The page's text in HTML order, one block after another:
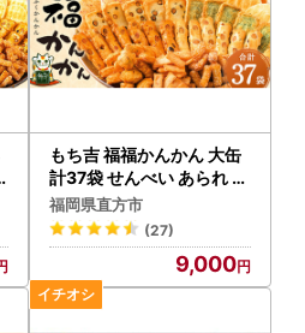
もち吉 福福かんかん 大缶
計37袋 せんべい あられ 詰
め合わせ
福岡県直方市
(27)
9,000